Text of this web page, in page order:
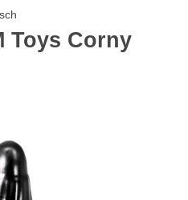
Toys Corny